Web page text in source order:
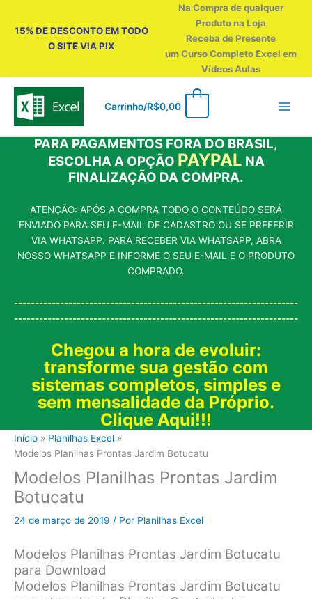
15% DE DESCONTO EM TODO
O SITE VIA PIX
Na Compra de qualquer
Produto na Loja
Receba de Presente
um Curso Completo Excel em
Vídeos Aulas
Carrinho/R$0,00
PARA PAGAMENTOS FORA DO BRASIL,
ESCOLHA A OPÇÃO PAYPAL NA
FINALIZAÇÃO DA COMPRA.
ATENÇÃO: APÓS A COMPRA TODO O CONTEÚDO SERÁ
ENVIADO PARA SEU E-MAIL DE CADASTRO OU SE PREFERIR
VIA WHATSAPP. PARA RECEBER VIA WHATSAPP, ABRA
NOSSO WHATSAPP E INFORME O SEU E-MAIL E O PRODUTO
COMPRADO.
--------------------------------------------------------------------
--------------------------------------------------------------------
Chegou a hora de evoluir:
transforme sua gestão com
sistemas completos, simples e
sem mensalidade da Próprio.
Clique Aqui!!!
Início
Planilhas Excel
Modelos Planilhas Prontas Jardim Botucatu
Modelos Planilhas Prontas Jardim
Botucatu
24 de março de 2019 / Por Planilhas Excel
Modelos Planilhas Prontas Jardim Botucatu
para Download
Modelos Planilhas Prontas Jardim Botucatu